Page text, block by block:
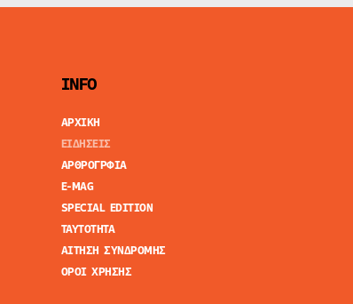
INFO
ΑΡΧΙΚΗ
ΕΙΔΗΣΕΙΣ
ΑΡΘΡΟΓΡΦΙΑ
E-MAG
SPECIAL EDITION
ΤΑΥΤΟΤΗΤΑ
ΑΙΤΗΣΗ ΣΥΝΔΡΟΜΗΣ
ΟΡΟΙ ΧΡΗΣΗΣ